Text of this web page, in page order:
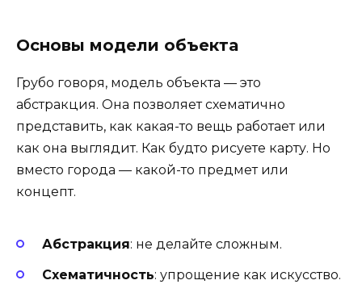
Основы модели объекта
Грубо говоря, модель объекта — это
абстракция. Она позволяет схематично
представить, как какая-то вещь работает или
как она выглядит. Как будто рисуете карту. Но
вместо города — какой-то предмет или
концепт.
Абстракция: не делайте сложным.
Схематичность: упрощение как искусство.